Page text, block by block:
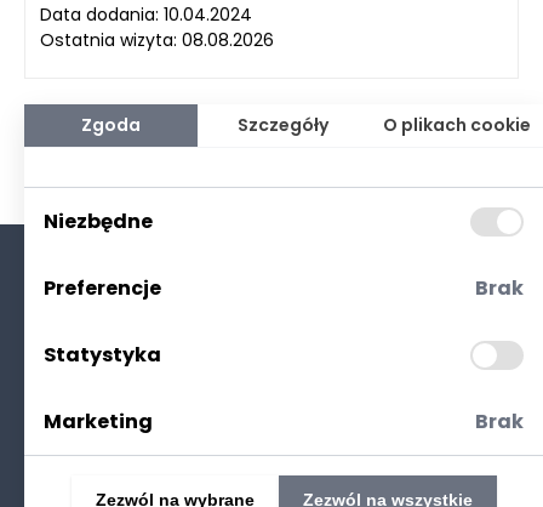
Data dodania: 10.04.2024
Ostatnia wizyta: 08.08.2026
Polityka prywatności
Zgoda Szczegóły O plikach cookie
Niezbędne
Preferencje Brak
Statystyka
Marketing Brak
Zezwól na wybrane Zezwól na wszystkie